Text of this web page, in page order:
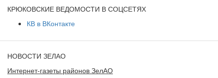
КРЮКОВСКИЕ ВЕДОМОСТИ В СОЦСЕТЯХ
КВ в ВКонтакте
НОВОСТИ ЗЕЛАО
Интернет-газеты районов ЗелАО